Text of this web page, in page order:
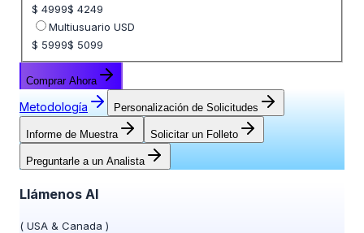
$ 4999$ 4249
Multiusuario USD
$ 5999$ 5099
Comprar Ahora
Metodología Personalización de Solicitudes
Informe de Muestra Solicitar un Folleto
Preguntarle a un Analista
Llámenos Al
( USA & Canada )